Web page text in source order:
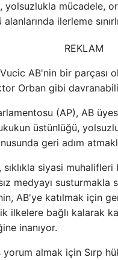
yolsuzlukla mücadele,
ilerleme
REKLAM
AB'nin bir parçası
Orban gibi
(AP), AB
üstünlüğü,
geri adım
sıklıkla siyasi muhalifleri
medyayı susturmakla
AB'ye katılmak için
ilkelere bağlı kalarak
inanıyor.
yorum almak için Sırp